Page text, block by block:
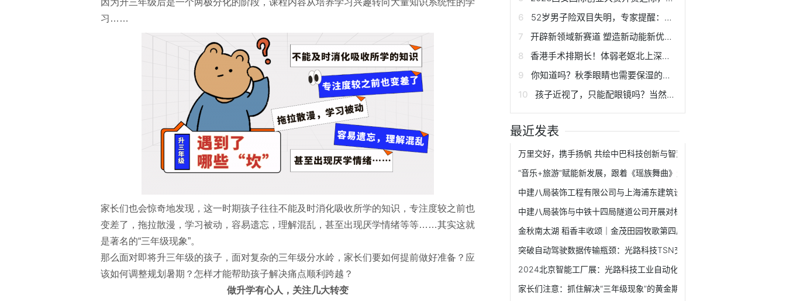
因为升三年级后是一个两极分化的阶段，课程内容从培养学习兴趣转向大量知识系统性的学
习……
家长们也会惊奇地发现，这一时期孩子往往不能及时消化吸收所学的知识，专注度较之前也
变差了，拖拉散漫，学习被动，容易遗忘，理解混乱，甚至出现厌学情绪等等……其实这就
是著名的“三年级现象”。
那么面对即将升三年级的孩子，面对复杂的三年级分水岭，家长们要如何提前做好准备？应
该如何调整规划暑期？怎样才能帮助孩子解决痛点顺利跨越？
做升学有心人，关注几大转变
52岁男子险双目失明，专家提醒：糖尿病患者需警惕青光眼的发生
开辟新领域新赛道 塑造新动能新优势 | 科创赋能 助力西安建设国家创新名城
香港手术排期长！体弱老妪北上深圳，成功在爱尔解决急性泪囊炎
你知道吗？秋季眼睛也需要保湿的哟！
孩子近视了，只能配眼镜吗？当然不！
最近发表
万里交好，携手扬帆 共绘中巴科技创新与智慧城市新篇章
“音乐+旅游”赋能新发展，跟着《瑶族舞曲》走进千年瑶寨！
中建八局装饰工程有限公司与上海浦东建筑设计研究院有限公司签署战略
中建八局装饰与中铁十四局隧道公司开展对标交流学习活动
金秋南太湖 稻香丰收颂｜金茂田园牧歌第四届丰收节开幕！
突破自动驾驶数据传输瓶颈：光路科技TSN交换机应用解读
2024北京智能工厂展：光路科技工业自动化交换机赋能智能制造
家长们注意：抓住解决“三年级现象”的黄金期！